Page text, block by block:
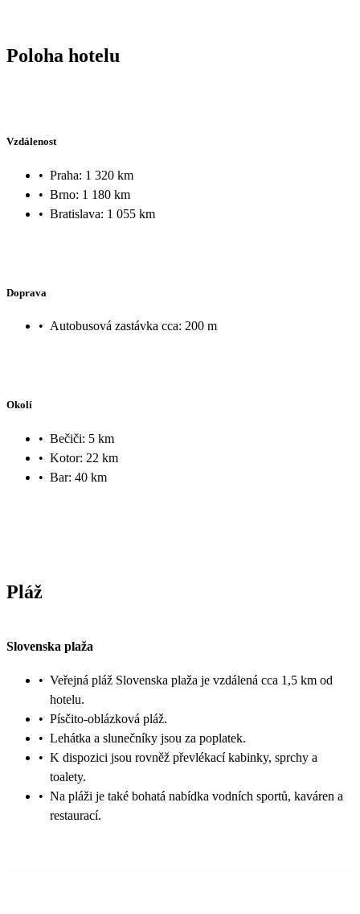
Poloha hotelu
Vzdálenost
• Praha: 1 320 km
• Brno: 1 180 km
• Bratislava: 1 055 km
Doprava
• Autobusová zastávka cca: 200 m
Okolí
• Bečiči: 5 km
• Kotor: 22 km
• Bar: 40 km
Pláž
Slovenska plaža
• Veřejná pláž Slovenska plaža je vzdálená cca 1,5 km od
hotelu.
• Písčito-oblázková pláž.
• Lehátka a slunečníky jsou za poplatek.
• K dispozici jsou rovněž převlékací kabinky, sprchy a
toalety.
• Na pláži je také bohatá nabídka vodních sportů, kaváren a
restaurací.